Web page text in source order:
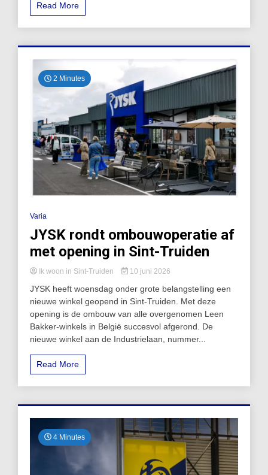
Read More
2 Minutes
Varia
JYSK rondt ombouwoperatie af
met opening in Sint-Truiden
Ik woon in Sint-Truiden 10 juni 2026
JYSK heeft woensdag onder grote belangstelling een
nieuwe winkel geopend in Sint-Truiden. Met deze
opening is de ombouw van alle overgenomen Leen
Bakker-winkels in België succesvol afgerond. De
nieuwe winkel aan de Industrielaan, nummer...
Read More
4 Minutes